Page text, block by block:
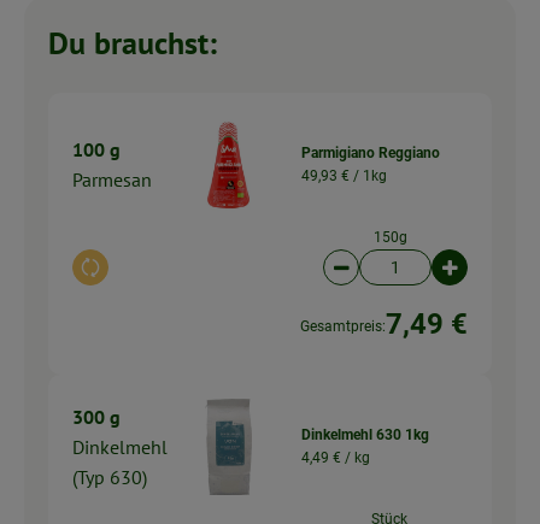
Du brauchst:
100 g
Parmesan
Auswahl ändern
Parmigiano Reggiano
49,93 € / 1kg
150g
Artikelanzahl
Gesamtpreis:7,49 €
300 g
Dinkelmehl
(Typ 630)
Dinkelmehl 630 1kg
4,49 € / kg
Stück